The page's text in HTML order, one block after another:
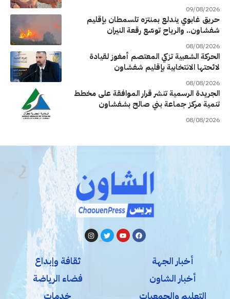
09/08/2026
حريق غابوي يندلع بمنتزه تلسمطان بإقليم
شفشاون.. والرياح توسّع رقعة النيران
08/08/2026
الحركة الشعبية تزكي المعتصم أمغوز لقيادة
لائحتها الانتخابية بإقليم شفشاون
08/08/2026
الجريدة الرسمية تنشر قرار الموافقة على مخطط
تنمية مركز جماعة بني صالح بشفشاون
08/08/2026
أخبار الجهة
أخبار الشاون
التعليم والجمعيات
ثقافة وإبداع
فضاء الرياضة
خدمات